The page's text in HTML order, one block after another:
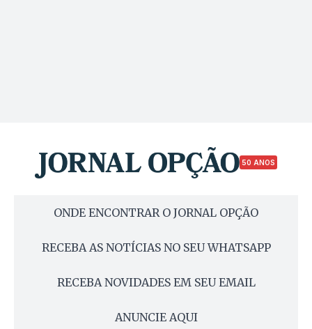
50 ANOS
ONDE ENCONTRAR O JORNAL OPÇÃO
RECEBA AS NOTÍCIAS NO SEU WHATSAPP
RECEBA NOVIDADES EM SEU EMAIL
ANUNCIE AQUI